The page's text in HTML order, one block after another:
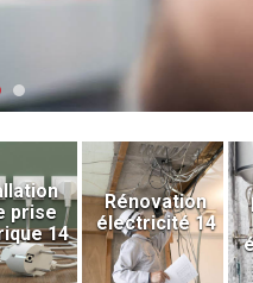
prise
14
Rénovation
électricité 14